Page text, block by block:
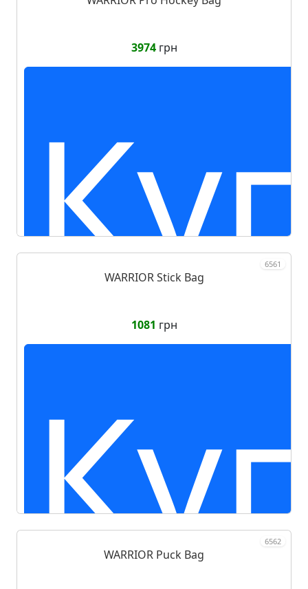
3974грн
6561
WARRIOR Stick Bag
1081 грн
6562
WARRIOR Puck Bag